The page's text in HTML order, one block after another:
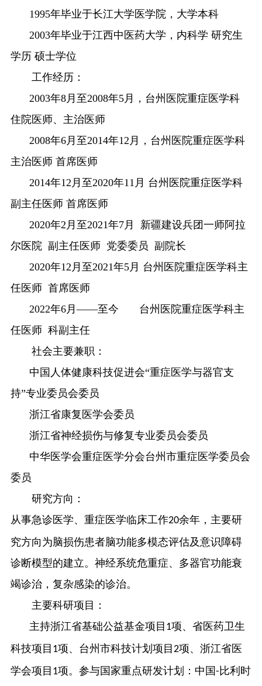
1995年毕业于长江大学医学院，大学本科
2003年毕业于江西中医药大学，内科学 研究生
学历 硕士学位
工作经历：
2003年8月至2008年5月，台州医院重症医学科
住院医师、主治医师
2008年6月至2014年12月，台州医院重症医学科
主治医师 首席医师
2014年12月至2020年11月 台州医院重症医学科
副主任医师 首席医师
2020年2月至2021年7月 新疆建设兵团一师阿拉
尔医院 副主任医师 党委委员 副院长
2020年12月至2021年5月 台州医院重症医学科主
任医师 首席医师
2022年6月——至今 台州医院重症医学科主
任医师 科副主任
社会主要兼职：
中国人体健康科技促进会“重症医学与器官支
持”专业委员会委员
浙江省康复医学会委员
浙江省神经损伤与修复专业委员会委员
中华医学会重症医学分会台州市重症医学委员会
委员
研究方向：
从事急诊医学、重症医学临床工作20余年，主要研
究方向为脑损伤患者脑功能多模态评估及意识障碍
诊断模型的建立。神经系统危重症、多器官功能衰
竭诊治，复杂感染的诊治。
主要科研项目：
主持浙江省基础公益基金项目 1项、省医药卫生
科技项目 1项、 台州市科技计划项目2项、浙江省医
学会项目 1项。参与国家重点研发计划：中国- 比利时